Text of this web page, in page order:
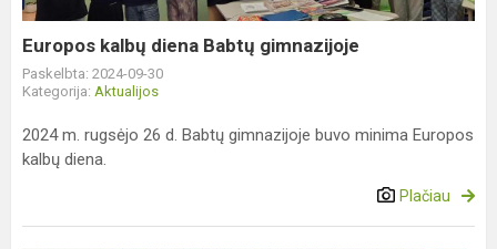
Europos kalbų diena Babtų gimnazijoje
Paskelbta: 2024-09-30
Kategorija: Aktualijos
2024 m. rugsėjo 26 d. Babtų gimnazijoje buvo minima Europos
kalbų diena.
Plačiau